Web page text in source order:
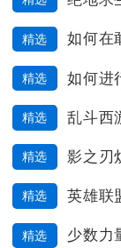
精选
精选 如何进
精选
精选
精选 英雄联
精选 少数力